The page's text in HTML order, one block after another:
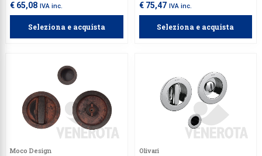
€ 65,08 IVA inc.
Seleziona e acquista
€ 75,47 IVA inc.
Seleziona e acquista
Moco Design Olivari